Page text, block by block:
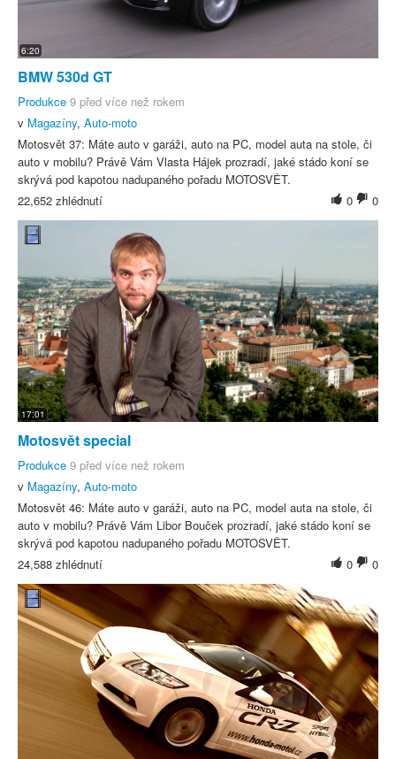
6:20
BMW 530d GT
Produkce 9 před více než rokem
v Magazíny, Auto-moto
Motosvět 37: Máte auto v garáži, auto na PC, model auta na stole, či
auto v mobilu? Právě Vám Vlasta Hájek prozradí, jaké stádo koní se
skrývá pod kapotou nadupaného pořadu MOTOSVĚT.
0
0
22,652 zhlédnutí
17:01
Motosvět special
Produkce 9 před více než rokem
v Magazíny, Auto-moto
Motosvět 46: Máte auto v garáži, auto na PC, model auta na stole, či
auto v mobilu? Právě Vám Libor Bouček prozradí, jaké stádo koní se
skrývá pod kapotou nadupaného pořadu MOTOSVĚT.
0
0
24,588 zhlédnutí